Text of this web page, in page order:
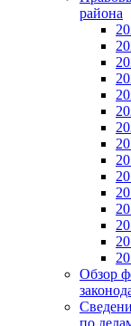
района
Обзор
по